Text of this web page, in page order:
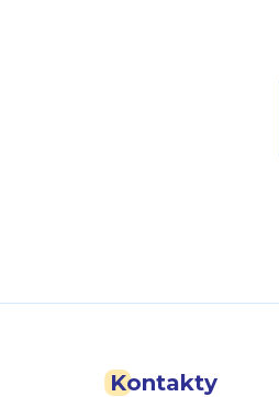
Kontakty